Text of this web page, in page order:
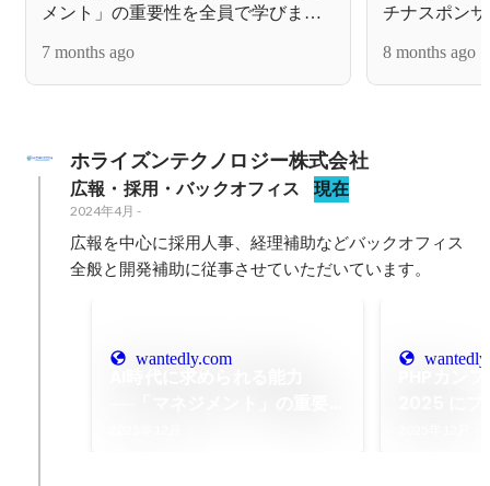
メント」の重要性を全員で学びまし
7 months ago
チナスポン
8 months ago
ホライズンテクノロジー株式会社
広報・採用・バックオフィス 現在
2024年4月 -
広報を中心に採用人事、経理補助などバックオフィス
全般と開発補助に従事させていただいています。
wantedly.com